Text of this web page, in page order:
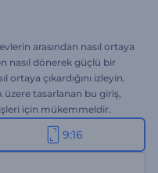
arasından nasıl ortaya
nasıl dönerek güçlü bir
çıkardığını izleyin.
tasarlanan bu giriş,
için mükemmeldir.
ve son dokunuş için arka
alevlerin arasından
9:16